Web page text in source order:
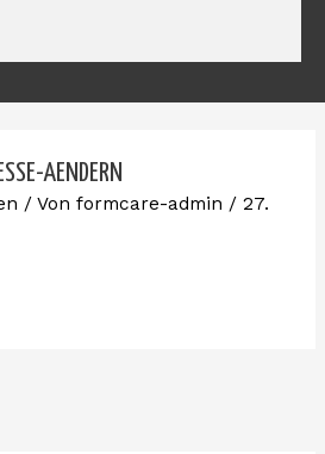
AENDERN
/ Von formcare-admin / 27.